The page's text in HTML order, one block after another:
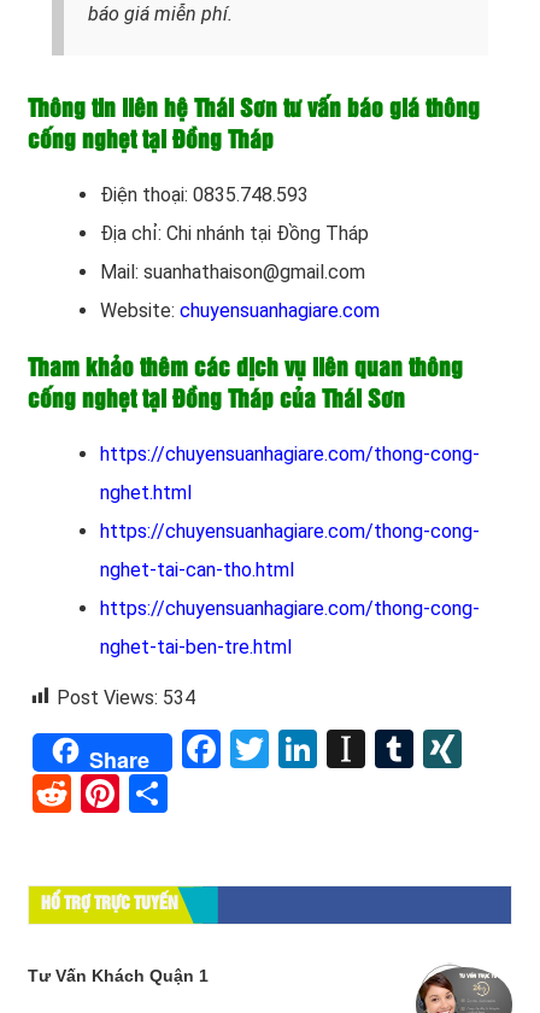
báo giá miễn phí.
Thông tin liên hệ Thái Sơn tư vấn báo giá thông
cống nghẹt tại Đồng Tháp
Điện thoại: 0835.748.593
Địa chỉ: Chi nhánh tại Đồng Tháp
Mail: suanhathaison@gmail.com
Website: chuyensuanhagiare.com
Tham khảo thêm các dịch vụ liên quan thông
cống nghẹt tại Đồng Tháp của Thái Sơn
https://chuyensuanhagiare.com/thong-cong-
nghet.html
https://chuyensuanhagiare.com/thong-cong-
nghet-tai-can-tho.html
https://chuyensuanhagiare.com/thong-cong-
nghet-tai-ben-tre.html
Post Views: 534
Share Facebook
TwitterLinkedInTumblr
RedditPinterest
HỔ TRỢ TRỰC TUYẾN
Tư Vấn Khách Quận 1